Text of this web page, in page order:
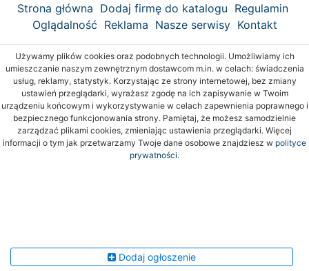
Strona główna Dodaj firmę do katalogu Regulamin
Oglądalność Reklama Nasze serwisy Kontakt
Używamy plików cookies oraz podobnych technologii. Umożliwiamy ich
umieszczanie naszym zewnętrznym dostawcom m.in. w celach: świadczenia
usług, reklamy, statystyk. Korzystając ze strony internetowej, bez zmiany
ustawień przeglądarki, wyrażasz zgodę na ich zapisywanie w Twoim
urządzeniu końcowym i wykorzystywanie w celach zapewnienia poprawnego i
bezpiecznego funkcjonowania strony. Pamiętaj, że możesz samodzielnie
zarządzać plikami cookies, zmieniając ustawienia przeglądarki. Więcej
informacji o tym jak przetwarzamy Twoje dane osobowe znajdziesz w polityce
prywatności.
Dodaj ogłoszenie